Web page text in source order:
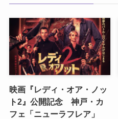
映画『レディ・オア・ノッ
ト2』公開記念 神戸・カ
フェ「ニューラフレア」